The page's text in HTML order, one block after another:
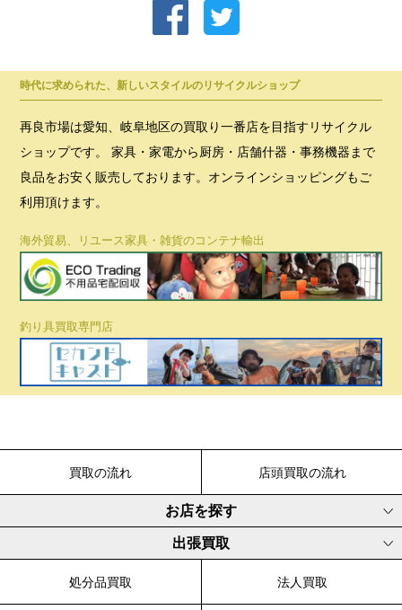
時代に求められた、新しいスタイルのリサイクルショップ
再良市場は愛知、岐阜地区の買取り一番店を目指すリサイクル
ショップです。 家具・家電から厨房・店舗什器・事務機器まで
良品をお安く販売しております。オンラインショッピングもご
利用頂けます。
海外貿易、リユース家具・雑貨のコンテナ輸出
釣り具買取専門店
買取の流れ 店頭買取の流れ
お店を探す
出張買取
処分品買取 法人買取